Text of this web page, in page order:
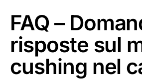
FAQ –
risposte sul
cushing nel